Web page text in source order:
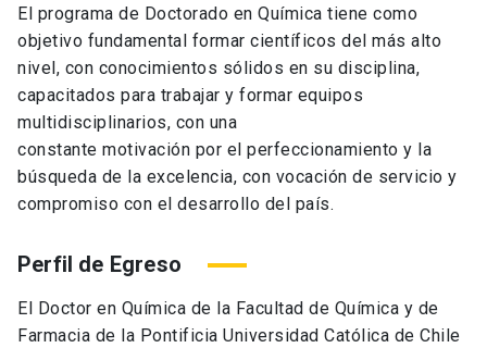
El programa de Doctorado en Química tiene como
objetivo fundamental formar científicos del más alto
nivel, con conocimientos sólidos en su disciplina,
capacitados para trabajar y formar equipos
multidisciplinarios, con una
constante motivación por el perfeccionamiento y la
búsqueda de la excelencia, con vocación de servicio y
compromiso con el desarrollo del país.
Perfil de Egreso
El Doctor en Química de la Facultad de Química y de
Farmacia de la Pontificia Universidad Católica de Chile